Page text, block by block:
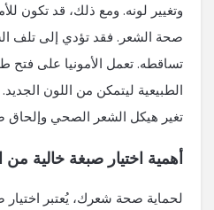
وتغيير لونه. ومع ذلك، قد تكون
صحة الشعر. فقد تؤدي إلى تلف
تساقطه. تعمل الأمونيا على فتح
الطبيعية ليتمكن من اللون
تغير هيكل الشعر الصحي وإلحاق
أهمية اختيار صبغة خالية من
لحماية صحة شعرك، يُعتبر اختيار